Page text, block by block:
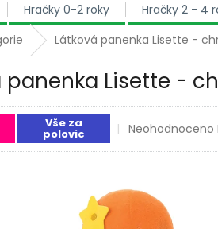
Hračky 0-2 roky Hračky 2 - 4
Látková panenka Lisette -
panenka Lisette -
Vše za
polovic Průměrné
Neohodnoceno